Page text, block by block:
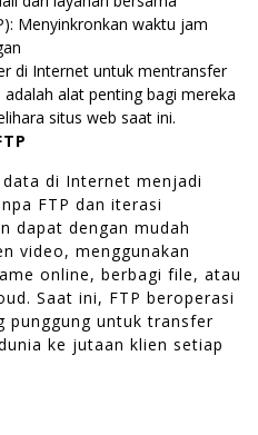
Menyinkronkan waktu jam
di Internet untuk mentransfer
alat penting bagi mereka
situs web saat ini.
di Internet menjadi
FTP dan iterasi
dapat dengan mudah
video, menggunakan
online, berbagi file, atau
Saat ini, FTP beroperasi
punggung untuk transfer
ke jutaan klien setiap